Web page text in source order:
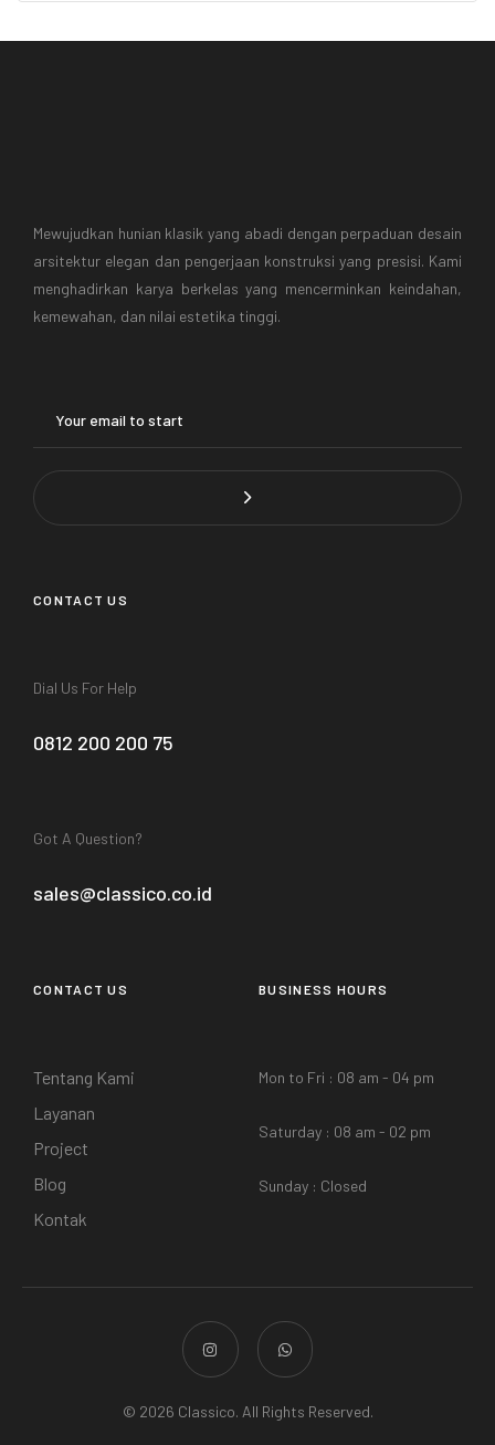
Mewujudkan hunian klasik yang abadi dengan perpaduan desain
arsitektur elegan dan pengerjaan konstruksi yang presisi. Kami
menghadirkan karya berkelas yang mencerminkan keindahan,
kemewahan, dan nilai estetika tinggi.
CONTACT US
Dial Us For Help
0812 200 200 75
Got A Question?
sales@classico.co.id
CONTACT US
Tentang Kami
Layanan
Project
Blog
Kontak
BUSINESS HOURS
Mon to Fri : 08 am - 04 pm
Saturday : 08 am - 02 pm
Sunday : Closed
© 2026 Classico. All Rights Reserved.